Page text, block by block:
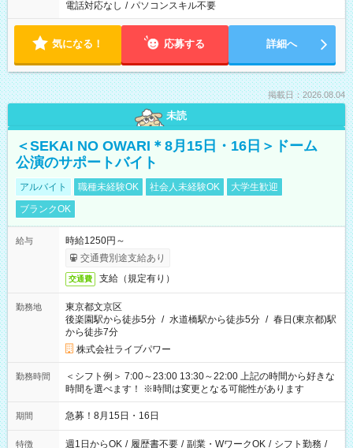
電話対応なし / パソコンスキル不要
気になる！ 応募する 詳細へ
掲載日：2026.08.04
未読
＜SEKAI NO OWARI＊8月15日・16日＞ドーム
公演のサポートバイト
アルバイト 職種未経験OK 社会人未経験OK
大学生歓迎
ブランクOK
給与
時給1250円～
交通費別途支給あり
交通費 支給（規定有り）
勤務地
東京都文京区
後楽園駅から徒歩5分 / 水道橋駅から徒歩5分 / 春日(東京都)駅
から徒歩7分
株式会社ライブパワー
勤務時間
＜シフト例＞ 7:00～23:00 13:30～22:00 上記の時間から好きな
時間を選べます！ ※時間は変更となる可能性があります
期間 急募！8月15日・16日
特徴 週1日からOK / 履歴書不要 / 副業・WワークOK / シフト勤務 /